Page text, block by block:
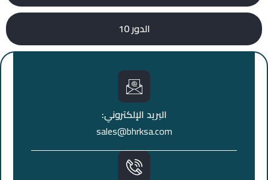
الدور 10
البريد الإلكتروني:
sales@bhrksa.com